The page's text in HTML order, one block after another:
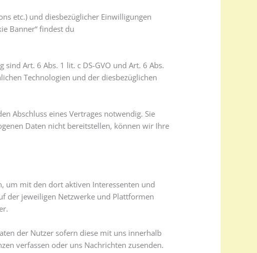
etc.) und diesbezüglicher Einwilligungen
Banner“ findest du
Art. 6 Abs. 1 lit. c DS-GVO und Art. 6 Abs.
Technologien und der diesbezüglichen
Abschluss eines Vertrages notwendig. Sie
Daten nicht bereitstellen, können wir Ihre
um mit den dort aktiven Interessenten und
der jeweiligen Netzwerke und Plattformen
der Nutzer sofern diese mit uns innerhalb
verfassen oder uns Nachrichten zusenden.